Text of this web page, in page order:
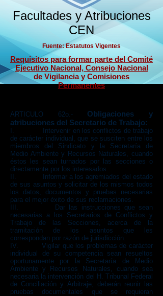
Facultades y Atribuciones
CEN
Fuente: Estatutos Vigentes
Requisitos para formar parte del Comité
Ejecutivo Nacional, Consejo Nacional
de Vigilancia y Comisiones
Permanentes
ARTICULO 62o.- Obligaciones y
atribuciones del Secretario de Trabajo:
I. Intervenir en los conflictos de trabajo
de carácter individual, que se susciten entre los
miembros del Sindicato y la Secretaría de
Medio Ambiente y Recursos Naturales, cuando
éstos les sean turnados por las secciones o
directamente por los interesados.
II. Informar a los agremiados del estado
de sus asuntos y solicitar de los mismos todos
los datos, documentos y pruebas necesarias
para el mejor éxito de sus reclamaciones.
III. Dar las instrucciones que sean
necesarias a los Secretarios de Conflictos y
Trabajo de las Secciones, acerca de la
tramitación de los asuntos que les
correspondan por razón de jurisdicción.
IV. Vigilar que los problemas de carácter
individual de su competencia sean resueltos
oportunamente por la Secretaría de Medio
Ambiente y Recursos Naturales, cuando sea
necesaria la intervención del H. Tribunal Federal
de Conciliación y Arbitraje, deberán reunir las
pruebas documentales que se requieran